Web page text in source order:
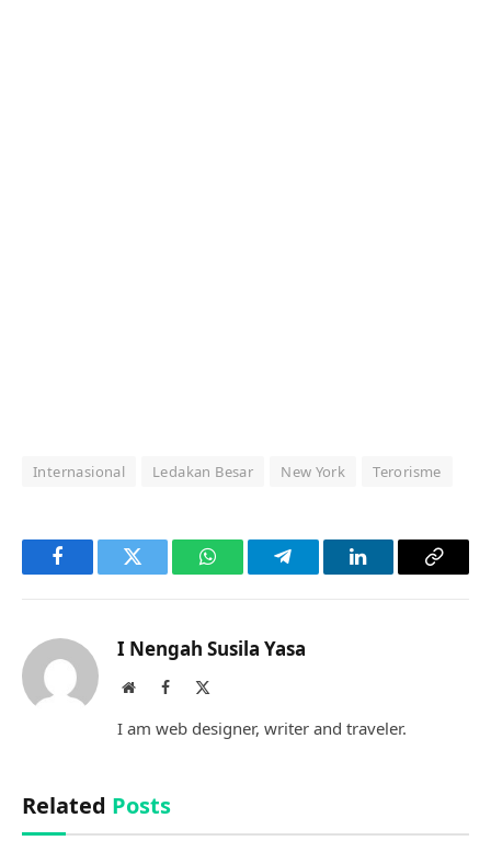
Internasional Ledakan Besar New York Terorisme
FacebookTwitter WhatsAppTelegramLinkedInCopy
I Nengah Susila Yasa
WebsiteFacebook
I am web designer, writer and traveler.
Related Posts